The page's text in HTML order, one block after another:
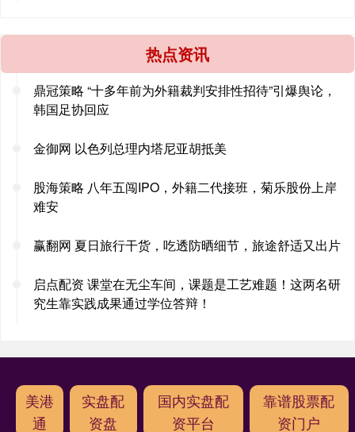
热点资讯
鼎冠策略 “十多年前为外籍裁判安排性招待”引爆舆论，
韩国足协回应
金御网 以色列总理内塔尼亚胡抵美
股海策略 八年五闯IPO，外籍二代接班，菊乐股份上岸
难安
赢翻网 夏日旅行干货，吃透防晒细节，旅途舒适又出片
启点配资 课堂在无尘车间，课题是工艺难题！这两名研
究生靠实践成果通过学位答辩！
美港
通
实盘配
资盘
国内实盘配
资平台
靠谱股票配
资门户